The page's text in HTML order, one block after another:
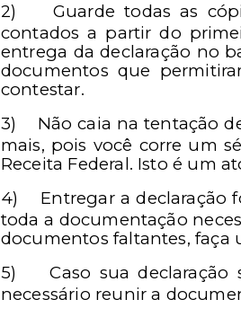
2)
Guarde todas as
contados a partir do
entrega da declaração no
documentos que
contestar.
3)
Não caia na tentação
mais, pois você corre um
Receita Federal. Isto é um
4)
Entregar a declaração
toda a documentação
documentos faltantes, faça
5)
Caso sua
necessário reunir a